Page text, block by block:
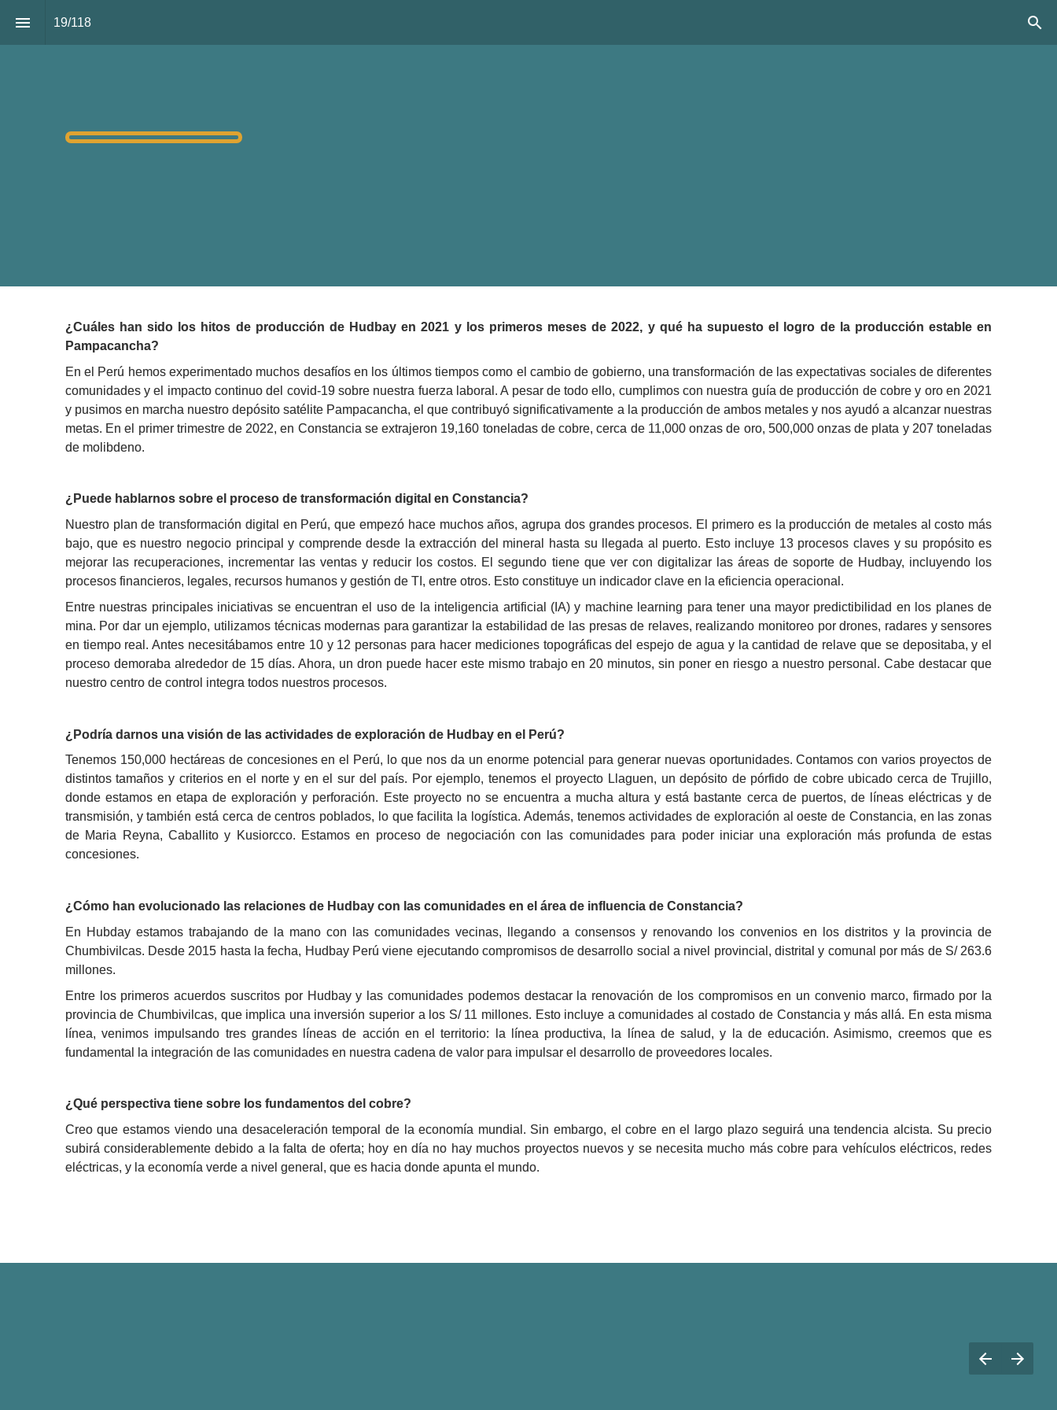
19/118
¿Cuáles han sido los hitos de producción de Hudbay en 2021 y los primeros meses de 2022, y qué ha supuesto el logro de la producción estable en
Pampacancha?
En el Perú hemos experimentado muchos desafíos en los últimos tiempos como el cambio de gobierno, una transformación de las expectativas sociales de diferentes
comunidades y el impacto continuo del covid-19 sobre nuestra fuerza laboral. A pesar de todo ello, cumplimos con nuestra guía de producción de cobre y oro en 2021
y pusimos en marcha nuestro depósito satélite Pampacancha, el que contribuyó significativamente a la producción de ambos metales y nos ayudó a alcanzar nuestras
metas. En el primer trimestre de 2022, en Constancia se extrajeron 19,160 toneladas de cobre, cerca de 11,000 onzas de oro, 500,000 onzas de plata y 207 toneladas
de molibdeno.
¿Puede hablarnos sobre el proceso de transformación digital en Constancia?
Nuestro plan de transformación digital en Perú, que empezó hace muchos años, agrupa dos grandes procesos. El primero es la producción de metales al costo más
bajo, que es nuestro negocio principal y comprende desde la extracción del mineral hasta su llegada al puerto. Esto incluye 13 procesos claves y su propósito es
mejorar las recuperaciones, incrementar las ventas y reducir los costos. El segundo tiene que ver con digitalizar las áreas de soporte de Hudbay, incluyendo los
procesos financieros, legales, recursos humanos y gestión de TI, entre otros. Esto constituye un indicador clave en la eficiencia operacional.
Entre nuestras principales iniciativas se encuentran el uso de la inteligencia artificial (IA) y machine learning para tener una mayor predictibilidad en los planes de
mina. Por dar un ejemplo, utilizamos técnicas modernas para garantizar la estabilidad de las presas de relaves, realizando monitoreo por drones, radares y sensores
en tiempo real. Antes necesitábamos entre 10 y 12 personas para hacer mediciones topográficas del espejo de agua y la cantidad de relave que se depositaba, y el
proceso demoraba alrededor de 15 días. Ahora, un dron puede hacer este mismo trabajo en 20 minutos, sin poner en riesgo a nuestro personal. Cabe destacar que
nuestro centro de control integra todos nuestros procesos.
¿Podría darnos una visión de las actividades de exploración de Hudbay en el Perú?
Tenemos 150,000 hectáreas de concesiones en el Perú, lo que nos da un enorme potencial para generar nuevas oportunidades. Contamos con varios proyectos de
distintos tamaños y criterios en el norte y en el sur del país. Por ejemplo, tenemos el proyecto Llaguen, un depósito de pórfido de cobre ubicado cerca de Trujillo,
donde estamos en etapa de exploración y perforación. Este proyecto no se encuentra a mucha altura y está bastante cerca de puertos, de líneas eléctricas y de
transmisión, y también está cerca de centros poblados, lo que facilita la logística. Además, tenemos actividades de exploración al oeste de Constancia, en las zonas
de Maria Reyna, Caballito y Kusiorcco. Estamos en proceso de negociación con las comunidades para poder iniciar una exploración más profunda de estas
concesiones.
¿Cómo han evolucionado las relaciones de Hudbay con las comunidades en el área de influencia de Constancia?
En Hubday estamos trabajando de la mano con las comunidades vecinas, llegando a consensos y renovando los convenios en los distritos y la provincia de
Chumbivilcas. Desde 2015 hasta la fecha, Hudbay Perú viene ejecutando compromisos de desarrollo social a nivel provincial, distrital y comunal por más de S/ 263.6
millones.
Entre los primeros acuerdos suscritos por Hudbay y las comunidades podemos destacar la renovación de los compromisos en un convenio marco, firmado por la
provincia de Chumbivilcas, que implica una inversión superior a los S/ 11 millones. Esto incluye a comunidades al costado de Constancia y más allá. En esta misma
línea, venimos impulsando tres grandes líneas de acción en el territorio: la línea productiva, la línea de salud, y la de educación. Asimismo, creemos que es
fundamental la integración de las comunidades en nuestra cadena de valor para impulsar el desarrollo de proveedores locales.
¿Qué perspectiva tiene sobre los fundamentos del cobre?
Creo que estamos viendo una desaceleración temporal de la economía mundial. Sin embargo, el cobre en el largo plazo seguirá una tendencia alcista. Su precio
subirá considerablemente debido a la falta de oferta; hoy en día no hay muchos proyectos nuevos y se necesita mucho más cobre para vehículos eléctricos, redes
eléctricas, y la economía verde a nivel general, que es hacia donde apunta el mundo.